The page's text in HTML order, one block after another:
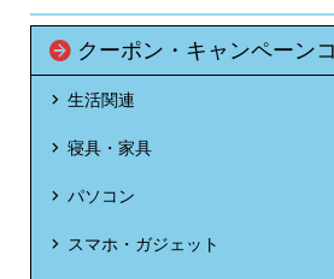
クーポン・キャンペーン
生活関連
寝具・家具
パソコン
スマホ・ガジェット